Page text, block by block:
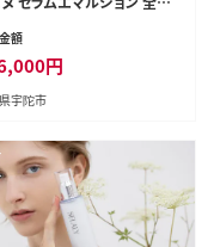
アルロン酸 ふるさと納税
化粧 美容 潤い ハリ ケア
帰 天然精油 コスメ 漢方
化粧品 送料無料
額
円
宇陀市